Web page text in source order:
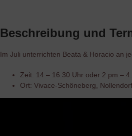
Beschreibung und
Im Juli unterrichten Beata & Horacio an
Zeit: 14 – 16.30 Uhr oder 2 pm –
Ort: Vivace-Schöneberg,